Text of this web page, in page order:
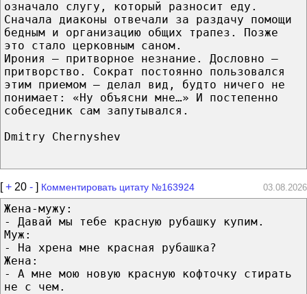
означало слугу, который разносит еду.
Сначала диаконы отвечали за раздачу помощи
бедным и организацию общих трапез. Позже
это стало церковным саном.
Ирония — притворное незнание. Дословно —
притворство. Сократ постоянно пользовался
этим приемом — делал вид, будто ничего не
понимает: «Ну объясни мне…» И постепенно
собеседник сам запутывался.
Dmitry Chernyshev
[+ 20 - ] Комментировать цитату №163924 03.08.2026
Жена-мужу:
- Давай мы тебе красную рубашку купим.
Муж:
- На хрена мне красная рубашка?
Жена:
- А мне мою новую красную кофточку стирать
не с чем.